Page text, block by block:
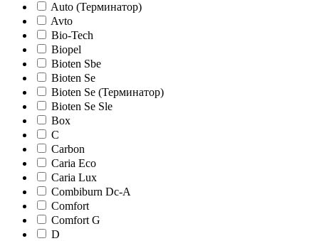
Auto (Терминатор)
Avto
Bio-Tech
Biopel
Bioten Sbe
Bioten Se
Bioten Se (Терминатор)
Bioten Se Sle
Box
C
Carbon
Caria Eco
Caria Lux
Combiburn Dc-A
Comfort
Comfort G
D